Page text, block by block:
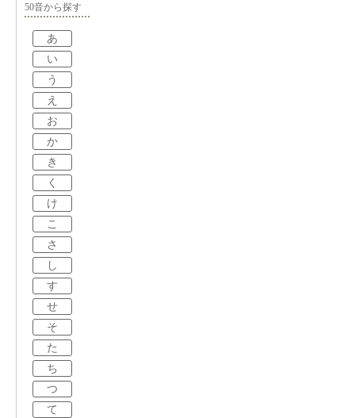
50音から探す
あ
い
う
え
お
か
き
く
け
こ
さ
し
す
せ
そ
た
ち
つ
て